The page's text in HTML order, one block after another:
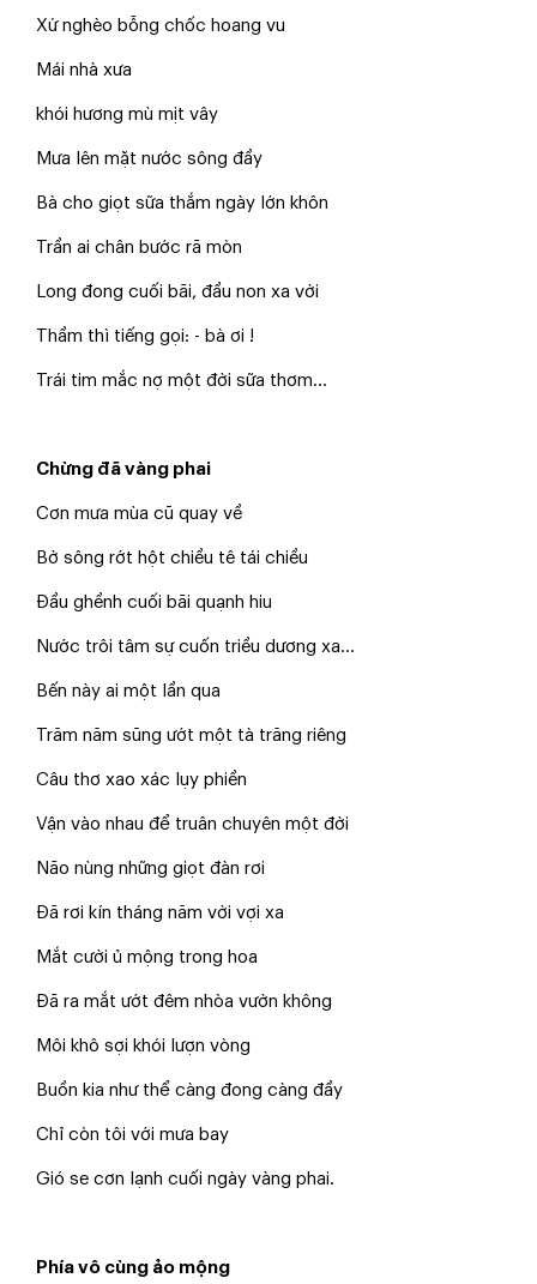
Xứ nghèo bỗng chốc hoang vu
Mái nhà xưa
khói hương mù mịt vây
Mưa lên mặt nước sông đầy
Bà cho giọt sữa thắm ngày lớn khôn
Trần ai chân bước rã mòn
Long đong cuối bãi, đầu non xa vời
Thầm thì tiếng gọi: - bà ơi !
Trái tim mắc nợ một đời sữa thơm...
Chừng đã vàng phai
Cơn mưa mùa cũ quay về
Bờ sông rớt hột chiều tê tái chiều
Đầu ghềnh cuối bãi quạnh hiu
Nước trôi tâm sự cuốn triều dương xa...
Bến này ai một lần qua
Trăm năm sũng ướt một tà trăng riêng
Câu thơ xao xác lụy phiền
Vận vào nhau để truân chuyên một đời
Não nùng những giọt đàn rơi
Đã rơi kín tháng năm vời vợi xa
Mắt cười ủ mộng trong hoa
Đã ra mắt ướt đêm nhòa vườn không
Môi khô sợi khói lượn vòng
Buồn kia như thể càng đong càng đầy
Chỉ còn tôi với mưa bay
Gió se cơn lạnh cuối ngày vàng phai.
Phía vô cùng ảo mộng